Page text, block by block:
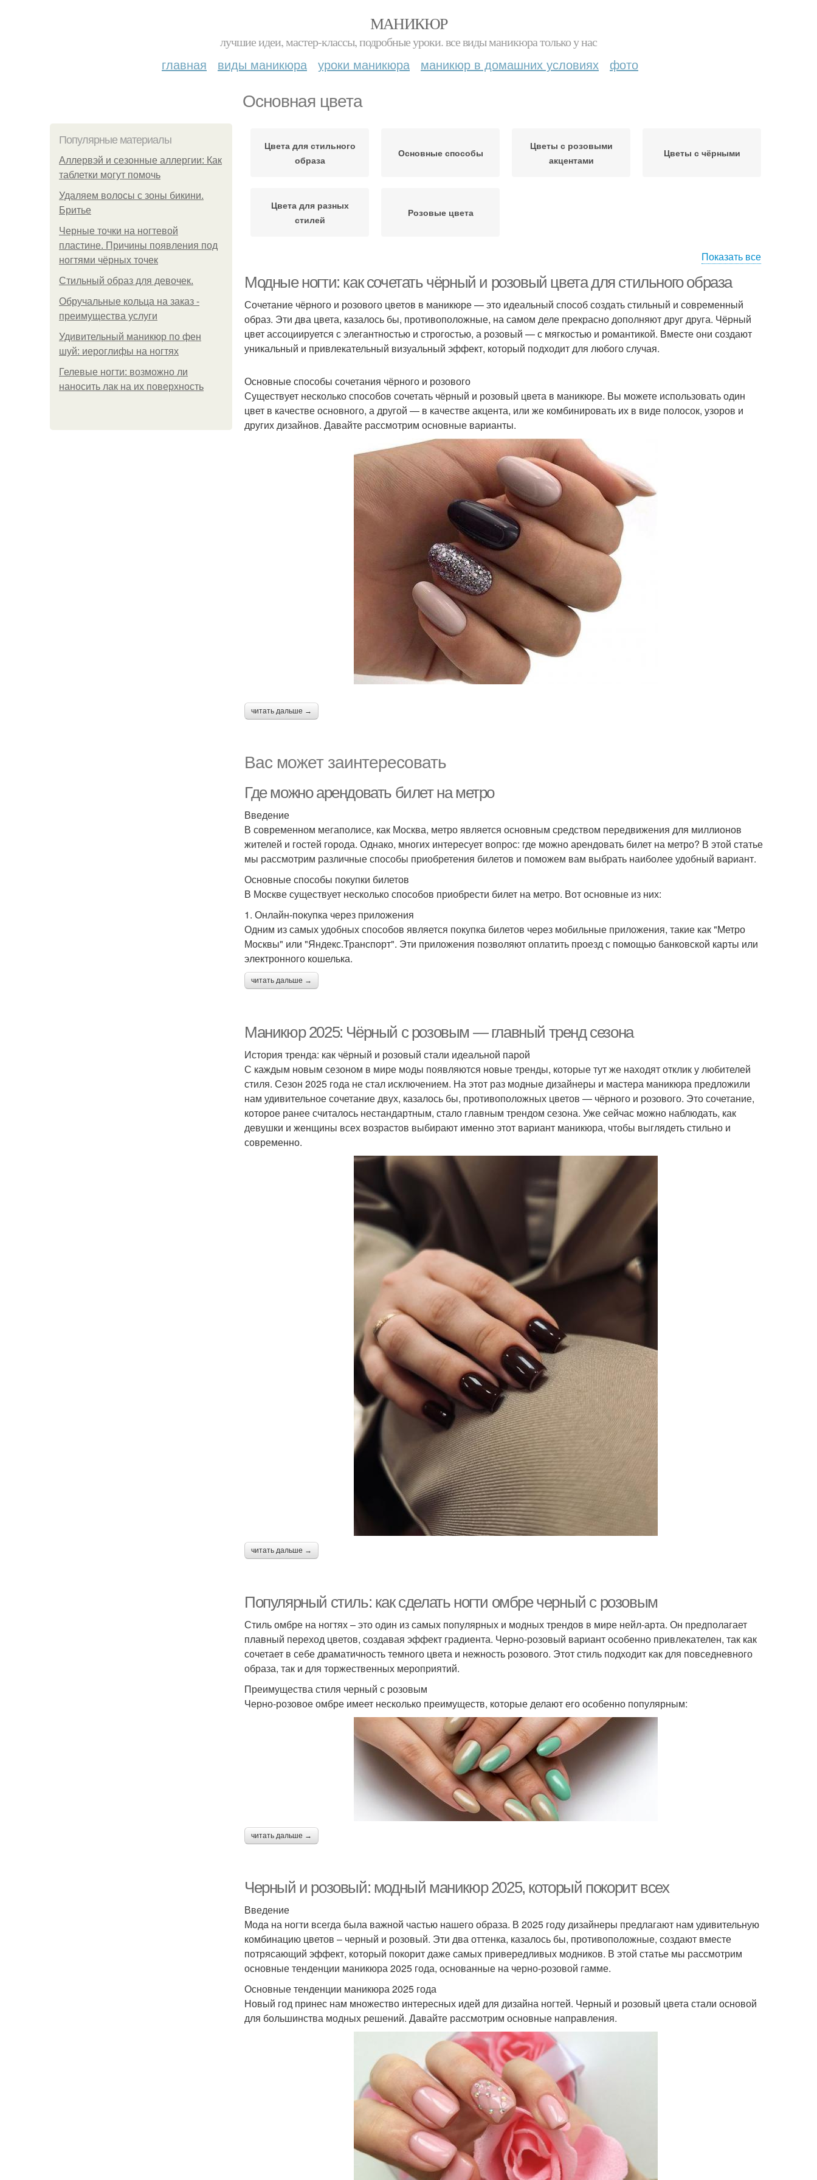
МАНИКЮР
лучшие идеи, мастер-классы, подробные уроки. все виды маникюра только у нас
главная виды маникюра уроки маникюра маникюр в домашних условиях фото
Основная цвета
Популярные материалы
Аллервэй и сезонные аллергии: Как
таблетки могут помочь
Удаляем волосы с зоны бикини.
Бритье
Черные точки на ногтевой
пластине. Причины появления под
ногтями чёрных точек
Стильный образ для девочек.
Обручальные кольца на заказ -
преимущества услуги
Удивительный маникюр по фен
шуй: иероглифы на ногтях
Гелевые ногти: возможно ли
наносить лак на их поверхность
Цвета для стильного
образа
Основные способы
Цветы с розовыми
акцентами
Цветы с чёрными
Цвета для разных
стилей
Розовые цвета
Показать все
Модные ногти: как сочетать чёрный и розовый цвета для стильного образа
Сочетание чёрного и розового цветов в маникюре — это идеальный способ создать стильный и современный
образ. Эти два цвета, казалось бы, противоположные, на самом деле прекрасно дополняют друг друга. Чёрный
цвет ассоциируется с элегантностью и строгостью, а розовый — с мягкостью и романтикой. Вместе они создают
уникальный и привлекательный визуальный эффект, который подходит для любого случая.
Основные способы сочетания чёрного и розового
Существует несколько способов сочетать чёрный и розовый цвета в маникюре. Вы можете использовать один
цвет в качестве основного, а другой — в качестве акцента, или же комбинировать их в виде полосок, узоров и
других дизайнов. Давайте рассмотрим основные варианты.
читать дальше →
Вас может заинтересовать
Где можно арендовать билет на метро
Введение
В современном мегаполисе, как Москва, метро является основным средством передвижения для миллионов
жителей и гостей города. Однако, многих интересует вопрос: где можно арендовать билет на метро? В этой статье
мы рассмотрим различные способы приобретения билетов и поможем вам выбрать наиболее удобный вариант.
Основные способы покупки билетов
В Москве существует несколько способов приобрести билет на метро. Вот основные из них:
1. Онлайн-покупка через приложения
Одним из самых удобных способов является покупка билетов через мобильные приложения, такие как "Метро
Москвы" или "Яндекс.Транспорт". Эти приложения позволяют оплатить проезд с помощью банковской карты или
электронного кошелька.
читать дальше →
Маникюр 2025: Чёрный с розовым — главный тренд сезона
История тренда: как чёрный и розовый стали идеальной парой
С каждым новым сезоном в мире моды появляются новые тренды, которые тут же находят отклик у любителей
стиля. Сезон 2025 года не стал исключением. На этот раз модные дизайнеры и мастера маникюра предложили
нам удивительное сочетание двух, казалось бы, противоположных цветов — чёрного и розового. Это сочетание,
которое ранее считалось нестандартным, стало главным трендом сезона. Уже сейчас можно наблюдать, как
девушки и женщины всех возрастов выбирают именно этот вариант маникюра, чтобы выглядеть стильно и
современно.
читать дальше →
Популярный стиль: как сделать ногти омбре черный с розовым
Стиль омбре на ногтях – это один из самых популярных и модных трендов в мире нейл-арта. Он предполагает
плавный переход цветов, создавая эффект градиента. Черно-розовый вариант особенно привлекателен, так как
сочетает в себе драматичность темного цвета и нежность розового. Этот стиль подходит как для повседневного
образа, так и для торжественных мероприятий.
Преимущества стиля черный с розовым
Черно-розовое омбре имеет несколько преимуществ, которые делают его особенно популярным:
читать дальше →
Черный и розовый: модный маникюр 2025, который покорит всех
Введение
Мода на ногти всегда была важной частью нашего образа. В 2025 году дизайнеры предлагают нам удивительную
комбинацию цветов – черный и розовый. Эти два оттенка, казалось бы, противоположные, создают вместе
потрясающий эффект, который покорит даже самых привередливых модников. В этой статье мы рассмотрим
основные тенденции маникюра 2025 года, основанные на черно-розовой гамме.
Основные тенденции маникюра 2025 года
Новый год принес нам множество интересных идей для дизайна ногтей. Черный и розовый цвета стали основой
для большинства модных решений. Давайте рассмотрим основные направления.